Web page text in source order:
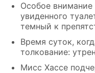
Особое внимание
увиденного
темный к
Время суток,
толкование:
Мисс Хассе